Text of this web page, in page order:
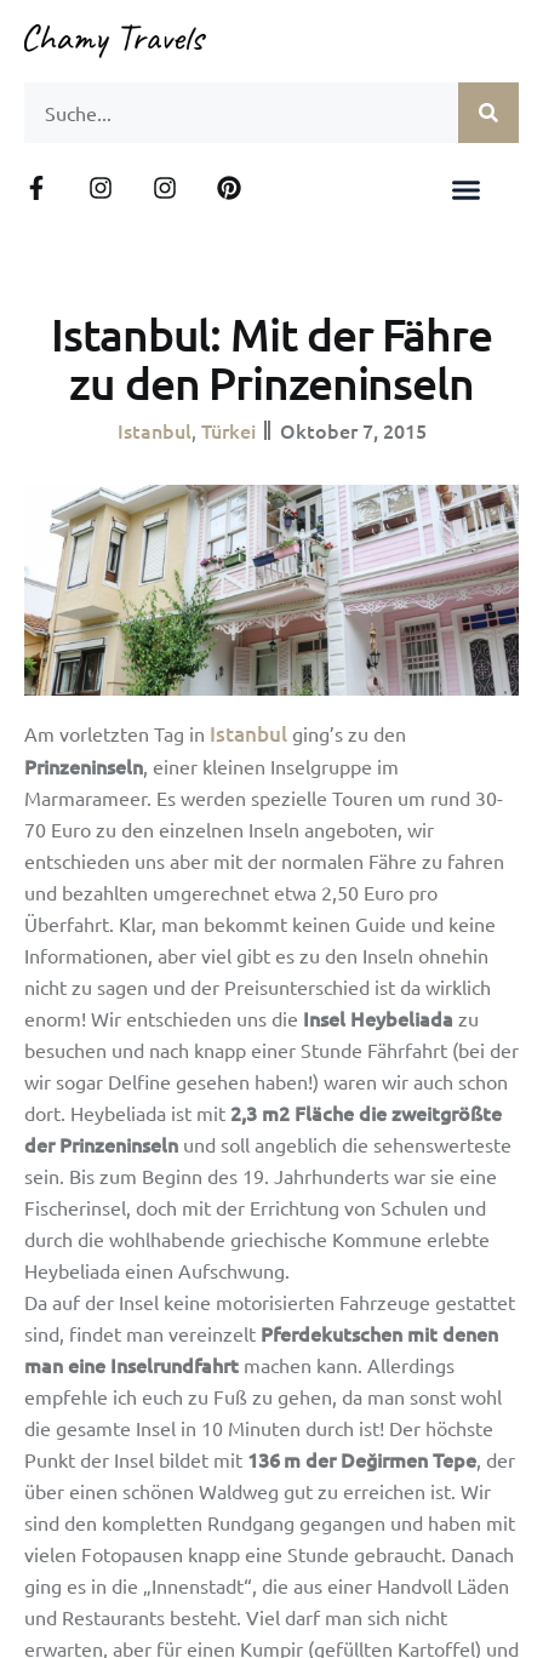
Istanbul: Mit der Fähre
zu den Prinzeninseln
Istanbul Türkei Oktober 7, 2015
Am vorletzten Tag in Istanbul ging’s zu den
Prinzeninseln , einer kleinen Inselgruppe im
Marmarameer. Es werden spezielle Touren um rund 30-
70 Euro zu den einzelnen Inseln angeboten, wir
entschieden uns aber mit der normalen Fähre zu fahren
und bezahlten umgerechnet etwa 2,50 Euro pro
Überfahrt. Klar, man bekommt keinen Guide und keine
Informationen, aber viel gibt es zu den Inseln ohnehin
nicht zu sagen und der Preisunterschied ist da wirklich
enorm! Wir entschieden uns die Insel Heybeliada zu
besuchen und nach knapp einer Stunde Fährfahrt (bei der
wir sogar Delfine gesehen haben!) waren wir auch schon
dort. Heybeliada ist mit 2,3 m2 Fläche die zweitgrößte
der Prinzeninseln und soll angeblich die sehenswerteste
sein. Bis zum Beginn des 19. Jahrhunderts war sie eine
Fischerinsel, doch mit der Errichtung von Schulen und
durch die wohlhabende griechische Kommune erlebte
Heybeliada einen Aufschwung.
Da auf der Insel keine motorisierten Fahrzeuge gestattet
sind, findet man vereinzelt Pferdekutschen mit denen
man eine Inselrundfahrt machen kann. Allerdings
empfehle ich euch zu Fuß zu gehen, da man sonst wohl
die gesamte Insel in 10 Minuten durch ist! Der höchste
Punkt der Insel bildet mit 136 m der Değirmen Tepe , der
über einen schönen Waldweg gut zu erreichen ist. Wir
sind den kompletten Rundgang gegangen und haben mit
vielen Fotopausen knapp eine Stunde gebraucht. Danach
ging es in die „Innenstadt“, die aus einer Handvoll Läden
und Restaurants besteht. Viel darf man sich nicht
erwarten, aber für einen Kumpir (gefüllten Kartoffel) und